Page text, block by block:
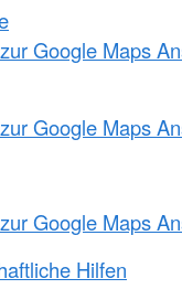
Google Maps
Google Maps
Google Maps
Hilfen